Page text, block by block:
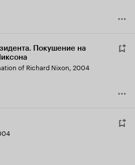
Покушение на
of Richard Nixon, 2004